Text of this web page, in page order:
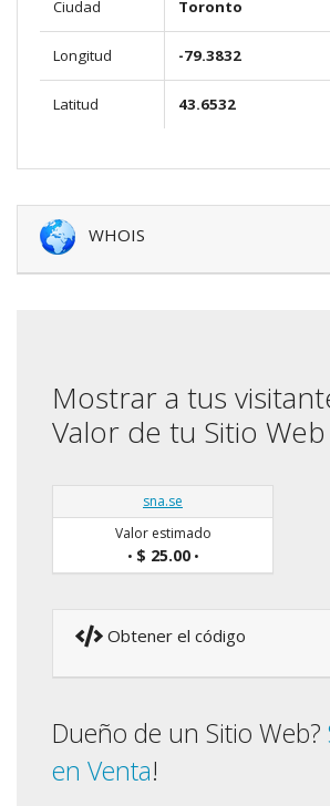
Ciudad Toronto
Longitud -79.3832
Latitud 43.6532
WHOIS
Mostrar a tus
Valor de tu Sitio Web
sna.se
Valor estimado
• $ 25.00•
Obtener el código
Dueño de un Sitio Web?
en Venta!